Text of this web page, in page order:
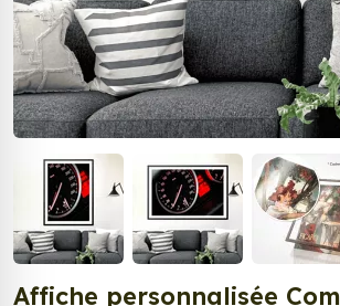
Affiche personnalisée